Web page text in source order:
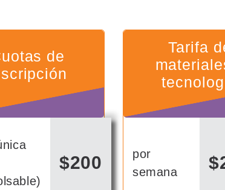
de
$200
Tarifa
por
semana